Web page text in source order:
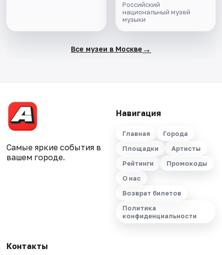
Российский
национальный музей
музыки
Все музеи в Москве →
Самые яркие события в
вашем городе.
Навигация
Главная
Города
Площадки
Артисты
Рейтинги
Промокоды
О нас
Возврат билетов
Политика
конфиденциальности
Контакты